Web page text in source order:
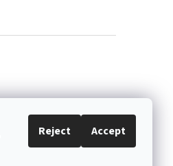
Reject Accept